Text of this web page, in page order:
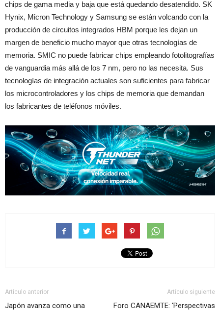
chips de gama media y baja que está quedando desatendido. SK
Hynix, Micron Technology y Samsung se están volcando con la
producción de circuitos integrados HBM porque les dejan un
margen de beneficio mucho mayor que otras tecnologías de
memoria. SMIC no puede fabricar chips empleando fotolitografías
de vanguardia más allá de los 7 nm, pero no las necesita. Sus
tecnologías de integración actuales son suficientes para fabricar
los microcontroladores y los chips de memoria que demandan
los fabricantes de teléfonos móviles.
Artículo anterior
Japón avanza como una
Artículo siguiente
Foro CANAEMTE: ‘Perspectivas